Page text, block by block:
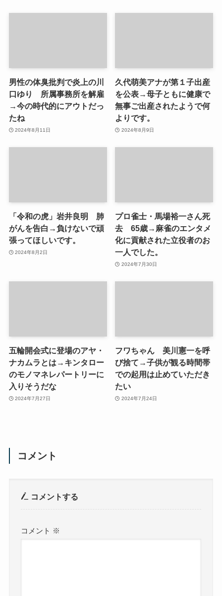
男性の体臭批判で炎上の川
口ゆり 所属事務所を解雇
→今の時代的にアウトだっ
たね
2024年8月11日
久代萌美アナが第１子出産
を公表→母子ともに健康で
無事ご出産されたようで何
よりです。
2024年8月9日
「令和の虎」岩井良明 肺
がんを告白→負けないで頑
張ってほしいです。
2024年8月2日
プロ雀士・馬場裕一さん死
去 65歳→麻雀のエンタメ
化に貢献された立役者のお
一人でした。
2024年7月30日
五輪開会式に登場のアヤ・
ナカムラとは→キンタロー
のモノマネレパートリーに
入りそうだな
2024年7月27日
フワちゃん 美川憲一を呼
び捨て→子供が観る時間帯
での起用は止めていただき
たい
2024年7月24日
コメント
コメントする
コメント ※